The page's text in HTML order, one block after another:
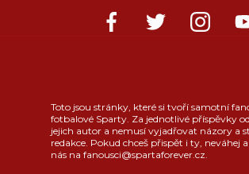
Toto jsou stránky, které si tvoří samotní
fotbalové Sparty. Za jednotlivé příspěvky
jejich autor a nemusí vyjadřovat názory a
redakce. Pokud chceš přispět i ty, neváhej
nás na fanousci@spartaforever.cz.